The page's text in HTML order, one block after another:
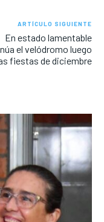
ARTÍCULO SIGUIENTE
En estado lamentable
el velódromo luego
fiestas de diciembre